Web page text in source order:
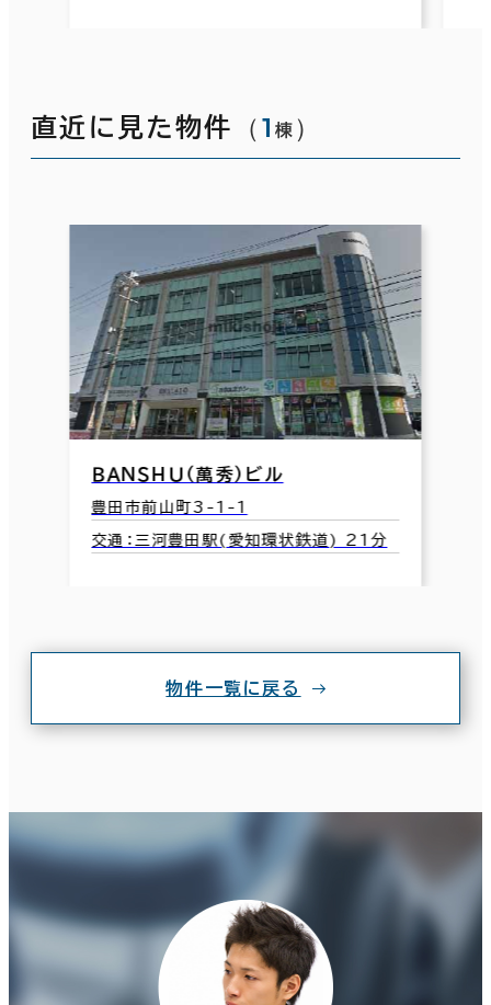
直近に見た物件 （1 棟 ）
ＢＡＮＳＨＵ（萬秀）ビル
豊田市前山町3-1-1
交通：三河豊田駅(愛知環状鉄道) 21分
物件一覧に戻る